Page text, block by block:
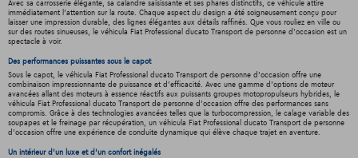
Avec sa carrosserie élégante, sa calandre saisissante et ses phares distinctifs, ce véhicule attire
immédiatement l'attention sur la route. Chaque aspect du design a été soigneusement conçu pour
laisser une impression durable, des lignes élégantes aux détails raffinés. Que vous rouliez en ville ou
sur des routes sinueuses, le véhicula Fiat Professional ducato Transport de personne d'occasion est un
spectacle à voir.
Des performances puissantes sous le capot
Sous le capot, le véhicula Fiat Professional ducato Transport de personne d'occasion offre une
combinaison impressionnante de puissance et d'efficacité. Avec une gamme d'options de moteur
avancées allant des moteurs à essence réactifs aux puissants groupes motopropulseurs hybrides, le
véhicula Fiat Professional ducato Transport de personne d'occasion offre des performances sans
compromis. Grâce à des technologies avancées telles que la turbocompression, le calage variable des
soupapes et le freinage par récupération, un véhicula Fiat Professional ducato Transport de personne
d'occasion offre une expérience de conduite dynamique qui élève chaque trajet en aventure.
Un intérieur d’un luxe et d’un confort inégalés